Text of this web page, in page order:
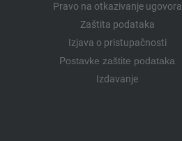
Pravo na otkazivanje ugovora
Zaštita podataka
Izjava o pristupačnosti
Postavke zaštite podataka
Izdavanje